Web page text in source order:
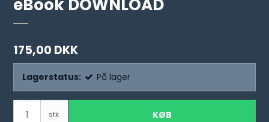
eBook DOWNLOAD
175,00 DKK
Lagerstatus: På lager
stk. KØB